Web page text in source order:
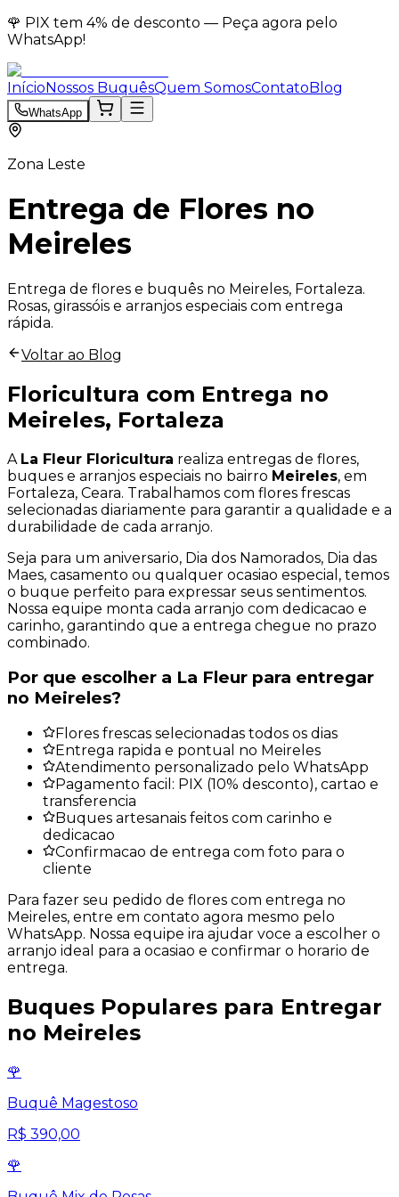
🌹 PIX tem 4% de desconto — Peça agora pelo
WhatsApp!
InícioNossos BuquêsQuem SomosContatoBlog
WhatsApp
Zona Leste
Entrega de Flores no
Meireles
Entrega de flores e buquês no Meireles, Fortaleza.
Rosas, girassóis e arranjos especiais com entrega
rápida.
Voltar ao Blog
Floricultura com Entrega no
Meireles, Fortaleza
A La Fleur Floricultura realiza entregas de flores,
buques e arranjos especiais no bairro Meireles, em
Fortaleza, Ceara. Trabalhamos com flores frescas
selecionadas diariamente para garantir a qualidade e a
durabilidade de cada arranjo.
Seja para um aniversario, Dia dos Namorados, Dia das
Maes, casamento ou qualquer ocasiao especial, temos
o buque perfeito para expressar seus sentimentos.
Nossa equipe monta cada arranjo com dedicacao e
carinho, garantindo que a entrega chegue no prazo
combinado.
Por que escolher a La Fleur para entregar
no Meireles?
Flores frescas selecionadas todos os dias
Entrega rapida e pontual no Meireles
Atendimento personalizado pelo WhatsApp
Pagamento facil: PIX (10% desconto), cartao e
transferencia
Buques artesanais feitos com carinho e
dedicacao
Confirmacao de entrega com foto para o
cliente
Para fazer seu pedido de flores com entrega no
Meireles, entre em contato agora mesmo pelo
WhatsApp. Nossa equipe ira ajudar voce a escolher o
arranjo ideal para a ocasiao e confirmar o horario de
entrega.
Buques Populares para Entregar
no Meireles
🌹
Buquê Magestoso
R$ 390,00
🌹